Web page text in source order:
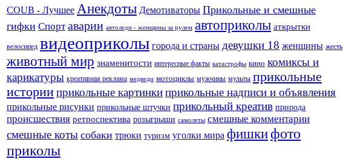
COUB - Лучшее Анекдоты Демотиваторы Прикольные и смешные
гифки Спорт аварии автоледи - женщины за рулем автоприколы аткрытки
велосипед видеоприколы города и страны девушки 18 женщины жесть
животный мир знаменитости интересные факты катастрофы кино комиксы и
карикатуры креативная реклама медведи мотоциклы мужчины мульты прикольные
историиприкольные картинкиприкольные надписи и объявления
прикольные рисунки прикольные штучки прикольный креатив природа
происшествия ретроспектива розыгрыши самолеты смешные комментарии
смешные коты собаки трюки туризм уголки мира фишкифото
приколы